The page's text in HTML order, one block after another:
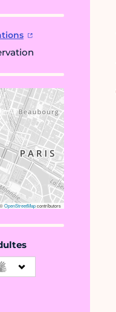
OpenStreetMapcontributors